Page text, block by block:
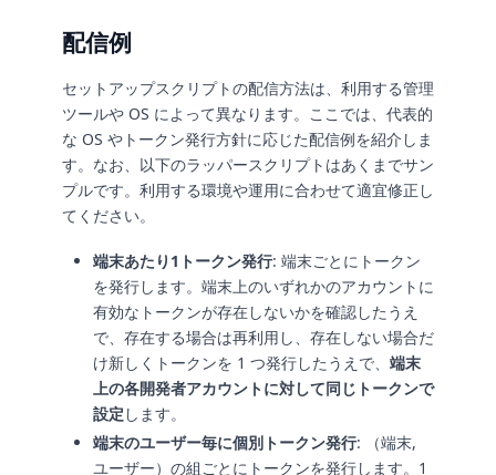
配信例
セットアップスクリプトの配信方法は、利用する管理
ツールや OS によって異なります。ここでは、代表的
な OS やトークン発行方針に応じた配信例を紹介しま
す。なお、以下のラッパースクリプトはあくまでサン
プルです。利用する環境や運用に合わせて適宜修正し
てください。
端末あたり1トークン発行: 端末ごとにトークン
を発行します。端末上のいずれかのアカウントに
有効なトークンが存在しないかを確認したうえ
で、存在する場合は再利用し、存在しない場合だ
け新しくトークンを 1 つ発行したうえで、 端末
上の各開発者アカウントに対して同じトークンで
設定 します。
端末のユーザー毎に個別トークン発行: （端末,
ユーザー）の組ごとにトークンを発行します。1